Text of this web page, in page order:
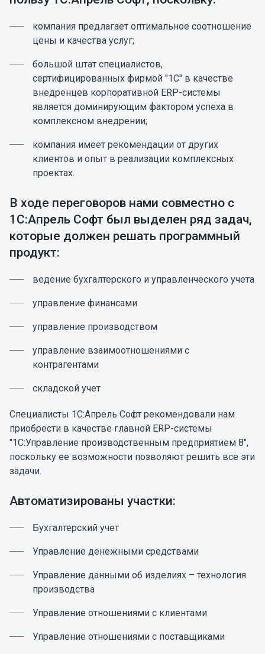
компания предлагает оптимальное соотношение
цены и качества услуг;
большой штат специалистов,
сертифицированных фирмой "1С" в качестве
внедренцев корпоративной ERP-системы
является доминирующим фактором успеха в
комплексном внедрении;
компания имеет рекомендации от других
клиентов и опыт в реализации комплексных
проектах.
В ходе переговоров нами совместно с
1С:Апрель Софт был выделен ряд задач,
которые должен решать программный
продукт:
ведение бухгалтерского и управленческого учета
управление финансами
управление производством
управление взаимоотношениями с
контрагентами
складской учет
Специалисты 1С:Апрель Софт рекомендовали нам
приобрести в качестве главной ERP-системы
"1С:Управление производственным предприятием 8",
поскольку ее возможности позволяют решить все эти
задачи.
Автоматизированы участки:
Бухгалтерский учет
Управление денежными средствами
Управление данными об изделиях – технология
производства
Управление отношениями с клиентами
Управление отношениями с поставщиками